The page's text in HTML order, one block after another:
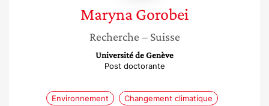
MarynaGorobei
Recherche – Suisse
Université de Genève
Post doctorante
Environnement Changement climatique